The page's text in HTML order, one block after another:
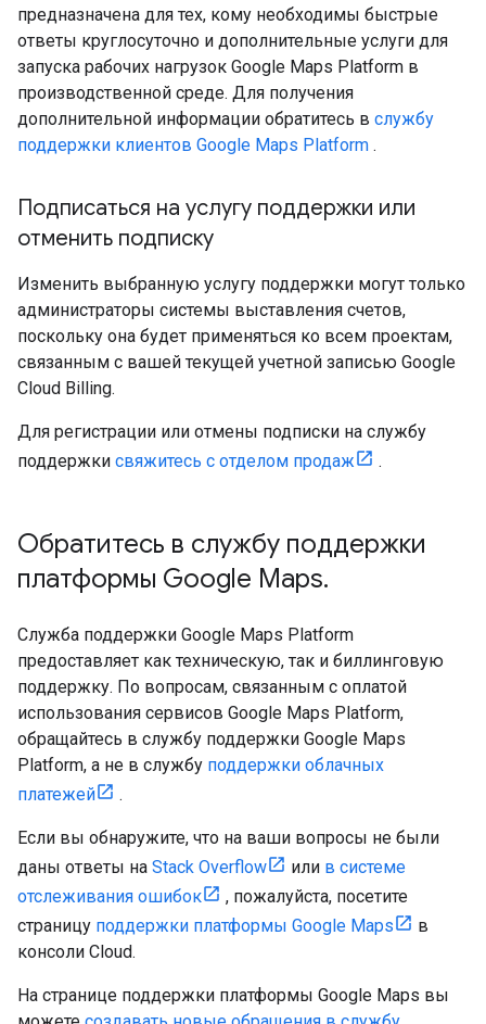
предназначена для тех, кому необходимы быстрые
ответы круглосуточно и дополнительные услуги для
запуска рабочих нагрузок Google Maps Platform в
производственной среде. Для получения
дополнительной информации обратитесь в службу
поддержки клиентов Google Maps Platform .
Подписаться на услугу поддержки или
отменить подписку
Изменить выбранную услугу поддержки могут только
администраторы системы выставления счетов,
поскольку она будет применяться ко всем проектам,
связанным с вашей текущей учетной записью Google
Cloud Billing.
Для регистрации или отмены подписки на службу
поддержки свяжитесь с отделом продаж .
Обратитесь в службу поддержки
платформы Google Maps.
Служба поддержки Google Maps Platform
предоставляет как техническую, так и биллинговую
поддержку. По вопросам, связанным с оплатой
использования сервисов Google Maps Platform,
обращайтесь в службу поддержки Google Maps
Platform, а не в службу поддержки облачных
платежей
.
Если вы обнаружите, что на ваши вопросы не были
даны ответы на Stack Overflow или в системе
отслеживания ошибок
, пожалуйста, посетите
страницу поддержки платформы Google Maps
в
консоли Cloud.
На странице поддержки платформы Google Maps вы